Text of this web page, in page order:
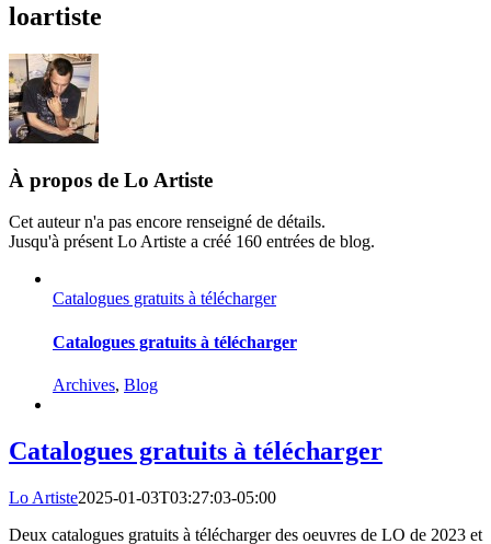
loartiste
À propos de Lo Artiste
Cet auteur n'a pas encore renseigné de détails.
Jusqu'à présent Lo Artiste a créé 160 entrées de blog.
Catalogues gratuits à télécharger
Catalogues gratuits à télécharger
Archives, Blog
Catalogues gratuits à télécharger
Lo Artiste2025-01-03T03:27:03-05:00
Deux catalogues gratuits à télécharger des oeuvres de LO de 2023 et